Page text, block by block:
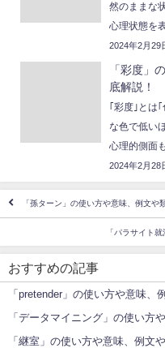
然のままな
心理状態を
2024年2月29
「彩度」
底解説！
｢彩度｣とは
な色で低い
心理的側面
2024年2月28
「孫ターン」の使い方や意味、例文や
「パラサイト
おすすめの記事
「pretender」の使い方や意味、
「データマイニング」の使い方
「継室」の使い方や意味、例文